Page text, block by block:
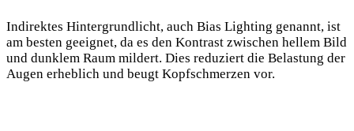
Indirektes Hintergrundlicht, auch Bias Lighting genannt, ist
am besten geeignet, da es den Kontrast zwischen hellem Bild
und dunklem Raum mildert. Dies reduziert die Belastung der
Augen erheblich und beugt Kopfschmerzen vor.